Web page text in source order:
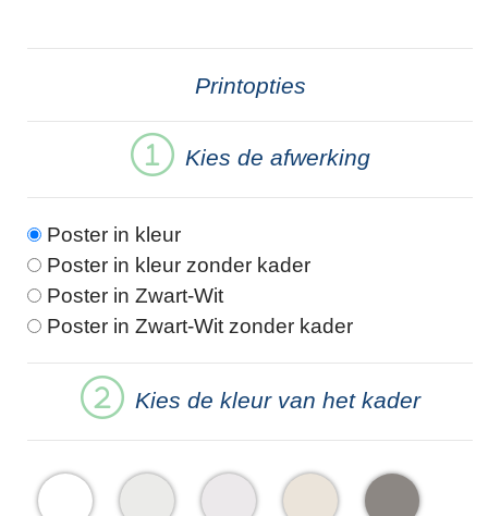
Printopties
Kies de afwerking
Poster in kleur
Poster in kleur zonder kader
Poster in Zwart-Wit
Poster in Zwart-Wit zonder kader
Kies de kleur van het kader